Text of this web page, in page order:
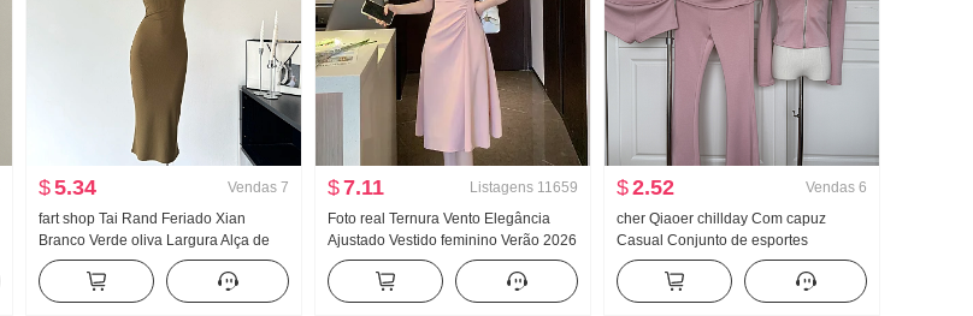
$5.34 Vendas 7
fart shop Tai Rand Feriado Xian
Branco Verde oliva Largura Alça de
Ombro Pit Artigo Vestido feminino
Primavera e verão Vestido longo
$7.11 Listagens 11659
Foto real Ternura Vento Elegância
Ajustado Vestido feminino Verão 2026
Novo Manga bufante Saia
$2.52 Vendas 6
cher Qiaoer chillday Com capuz
Casual Conjunto de esportes
Feminino Primavera Ombro de Fora
Casaco Calça boca de sino Conjunto
de três peças